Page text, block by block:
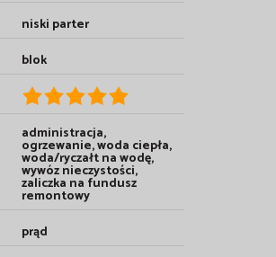
niski parter
blok
administracja,
ogrzewanie, woda ciepła,
woda/ryczałt na wodę,
wywóz nieczystości,
zaliczka na fundusz
remontowy
prąd